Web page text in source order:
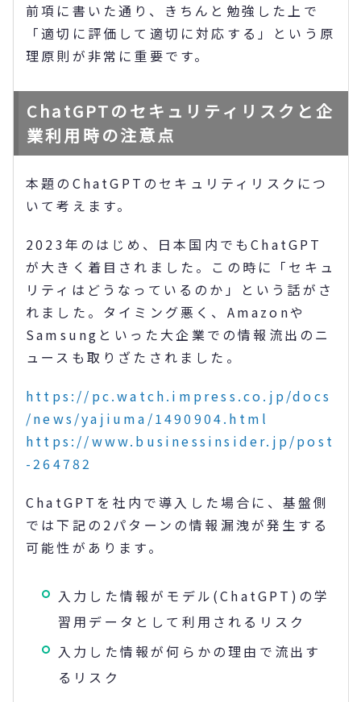
前項に書いた通り、きちんと勉強した上で
「適切に評価して適切に対応する」という原
理原則が非常に重要です。
ChatGPTのセキュリティリスクと企
業利用時の注意点
本題のChatGPTのセキュリティリスクにつ
いて考えます。
2023年のはじめ、日本国内でもChatGPT
が大きく着目されました。この時に「セキュ
リティはどうなっているのか」という話がさ
れました。タイミング悪く、Amazonや
Samsungといった大企業での情報流出のニ
ュースも取りざたされました。
https://pc.watch.impress.co.jp/docs
/news/yajiuma/1490904.html
https://www.businessinsider.jp/post
-264782
ChatGPTを社内で導入した場合に、基盤側
では下記の2パターンの情報漏洩が発生する
可能性があります。
入力した情報がモデル(ChatGPT)の学
習用データとして利用されるリスク
入力した情報が何らかの理由で流出す
るリスク